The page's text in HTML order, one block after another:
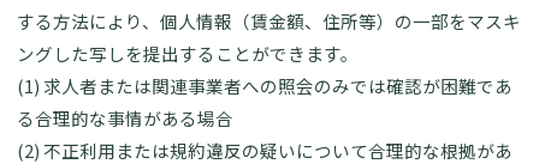
する方法により、個人情報（賃金額、住所等）の一部をマスキ
ングした写しを提出することができます。
(1) 求人者または関連事業者への照会のみでは確認が困難であ
る合理的な事情がある場合
(2) 不正利用または規約違反の疑いについて合理的な根拠があ